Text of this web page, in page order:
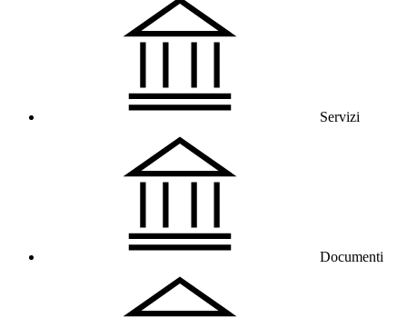
Servizi
Documenti